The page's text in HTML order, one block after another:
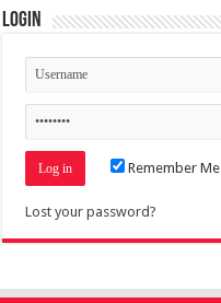
Login
Remember Me
Lost your password?